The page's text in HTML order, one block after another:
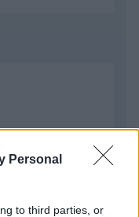
Personal
to third parties, or